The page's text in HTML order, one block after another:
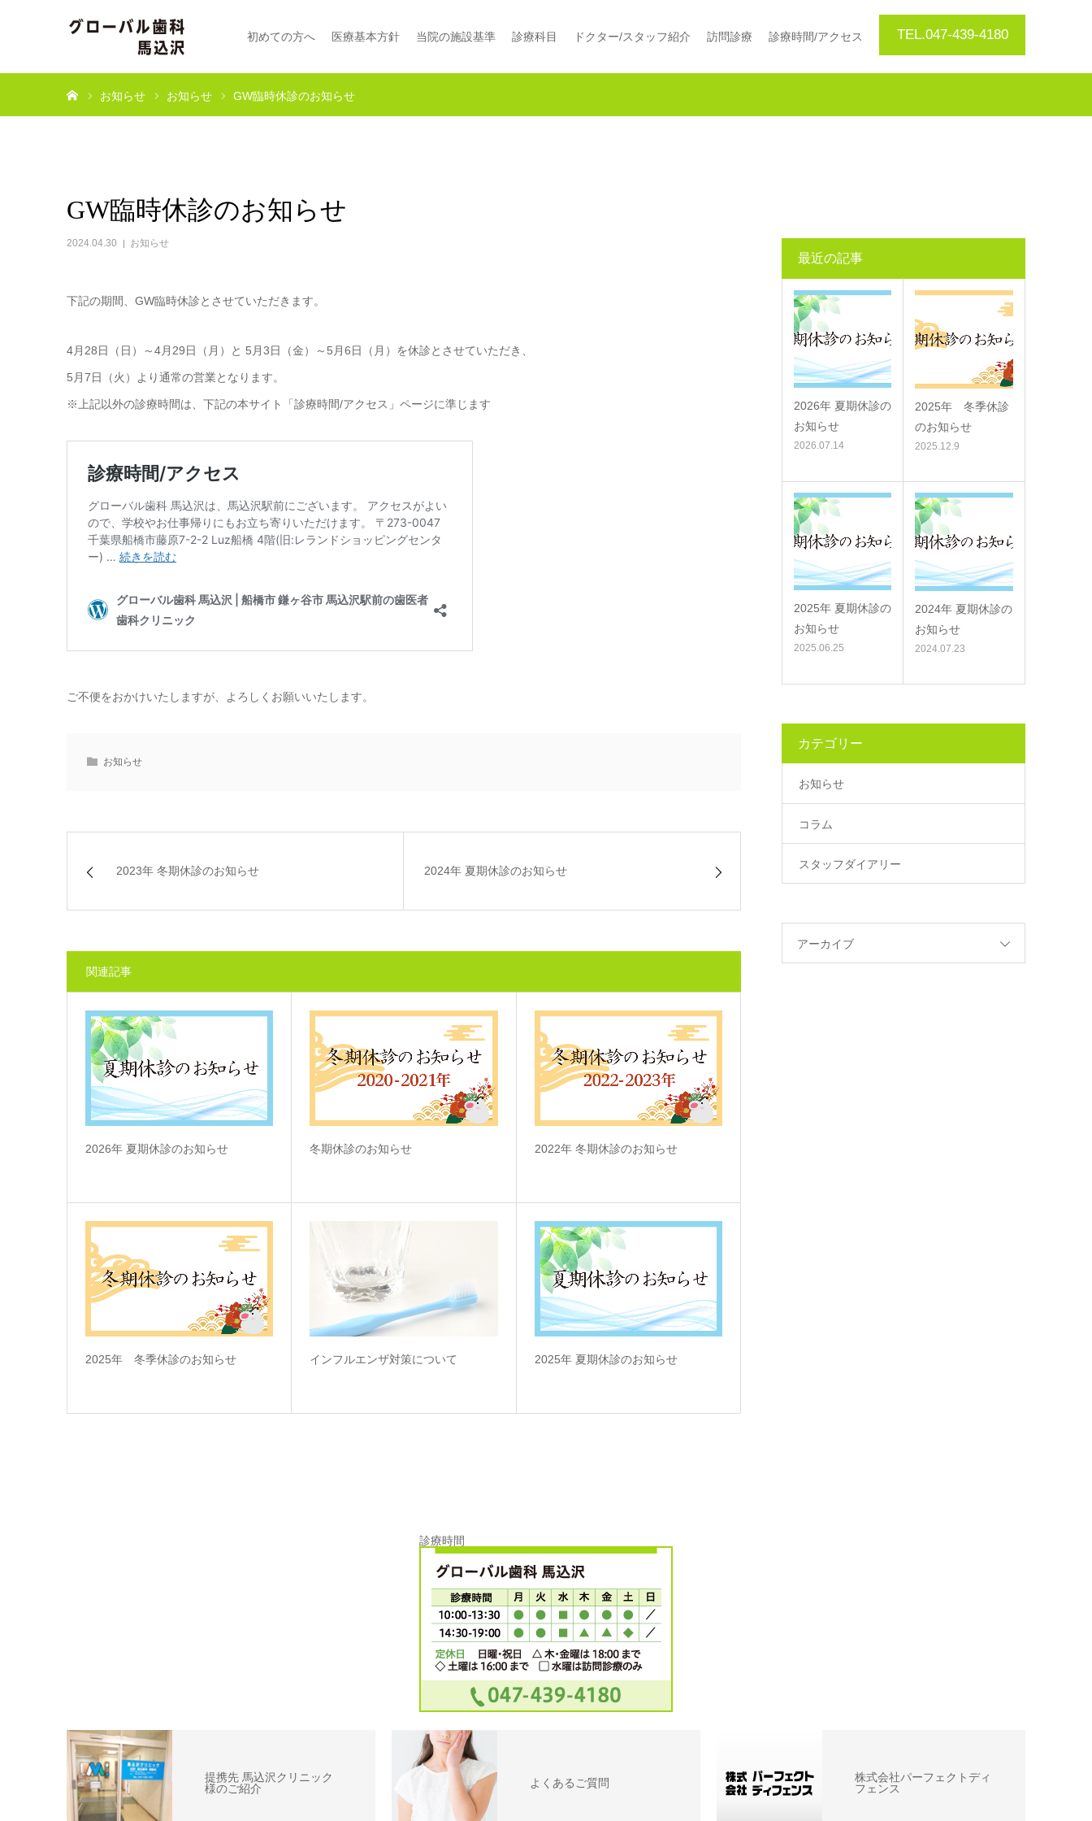
TEL.047-439-4180
初めての方へ 医療基本方針 当院の施設基準 診療科目 ドクター/スタッフ紹介 訪問診療 診療時間/アクセス
お知らせ お知らせ GW臨時休診のお知らせ
GW臨時休診のお知らせ
2024.04.30 お知らせ
下記の期間、GW臨時休診とさせていただきます。
4月28日（日）～4月29日（月）と 5月3日（金）～5月6日（月）を休診とさせていただき、
5月7日（火）より通常の営業となります。
※上記以外の診療時間は、下記の本サイト「診療時間/アクセス」ページに準じます
ご不便をおかけいたしますが、よろしくお願いいたします。
お知らせ
2023年 冬期休診のお知らせ 2024年 夏期休診のお知らせ
関連記事
2026年 夏期休診のお知らせ 冬期休診のお知らせ 2022年 冬期休診のお知らせ
2025年 冬季休診のお知らせ インフルエンザ対策について 2025年 夏期休診のお知らせ
最近の記事
2026年 夏期休診の
お知らせ
2026.07.14
2025年 冬季休診
のお知らせ
2025.12.9
2025年 夏期休診の
お知らせ
2025.06.25
2024年 夏期休診の
お知らせ
2024.07.23
カテゴリー
お知らせ
コラム
スタッフダイアリー
アーカイブ
診療時間
提携先 馬込沢クリニック
様のご紹介
よくあるご質問
株式会社パーフェクトディ
フェンス